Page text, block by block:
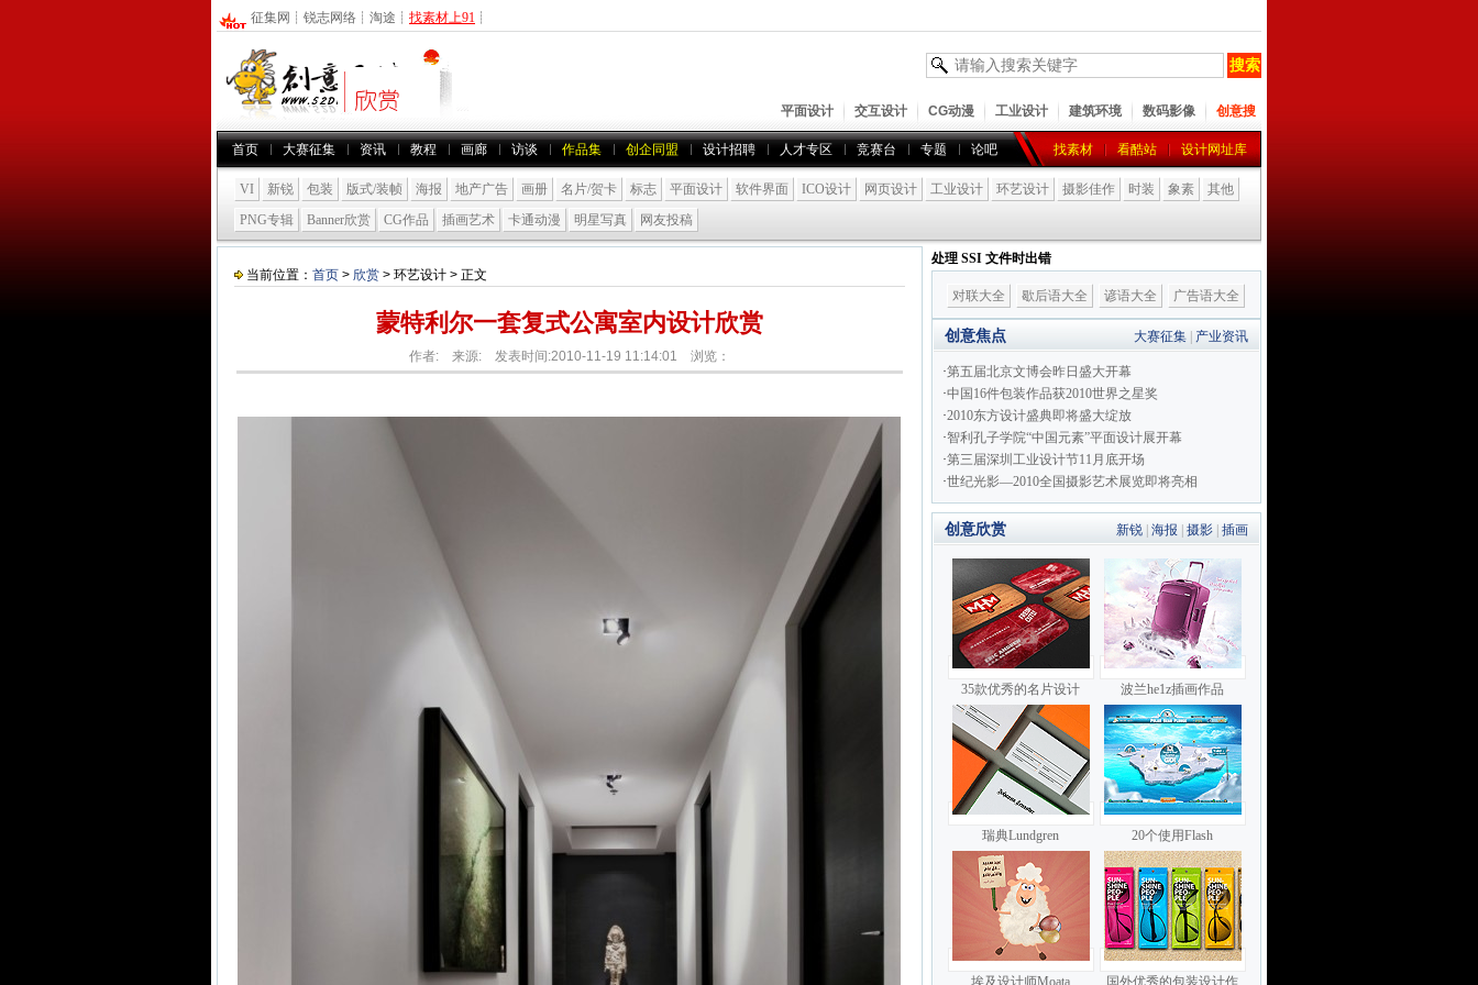
征集网 ┊ 锐志网络 ┊ 淘途 ┊ 找素材上91 ┊
平面设计 交互设计 CG动漫 工业设计 建筑环境 数码影像 创意搜
首页 大赛征集 资讯 教程 画廊 访谈 作品集 创企同盟 设计招聘 人才专区 竞赛台 专题 论吧 找素材 看酷站 设计网址库
VI 新锐 包装 版式/装帧 海报 地产广告 画册 名片/贺卡 标志 平面设计 软件界面 ICO设计 网页设计 工业设计 环艺设计 摄影佳作 时装 象素
其他
PNG专辑
Banner欣赏 CG作品 插画艺术 卡通动漫 明星写真 网友投稿
当前位置： 首页 > 欣赏 > 环艺设计 > 正文
蒙特利尔一套复式公寓室内设计欣赏
作者: 来源: 发表时间:2010-11-19 11:14:01 浏览：
处理 SSI 文件时出错
对联大全 歇后语大全 谚语大全 广告语大全
创意焦点 大赛征集 产业资讯
·第五届北京文博会昨日盛大开幕
·中国16件包装作品获2010世界之星奖
·2010东方设计盛典即将盛大绽放
·智利孔子学院“中国元素”平面设计展开幕
·第三届深圳工业设计节11月底开场
·世纪光影—2010全国摄影艺术展览即将亮相
创意欣赏 新锐 海报 摄影 插画
35款优秀的名片设计 波兰he1z插画作品
瑞典Lundgren 20个使用Flash
埃及设计师Moata 国外优秀的包装设计作